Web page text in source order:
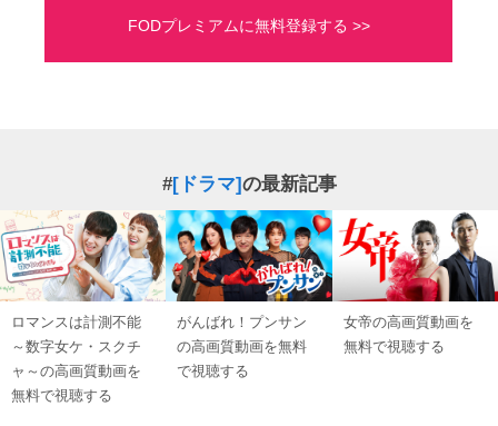
FODプレミアムに無料登録する >>
#[ドラマ]の最新記事
ロマンスは計測不能
～数字女ケ・スクチ
ャ～の高画質動画を
無料で視聴する
がんばれ！プンサン
の高画質動画を無料
で視聴する
女帝の高画質動画を
無料で視聴する